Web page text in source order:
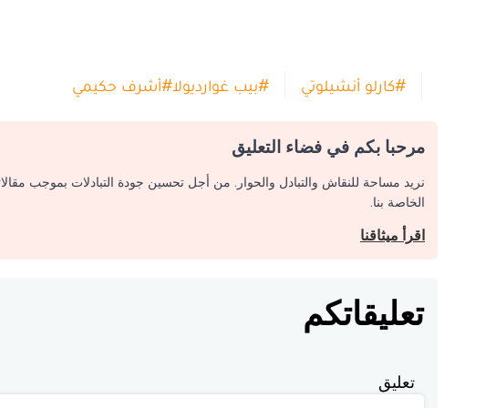
#كارلو أنشيلوتي #بيب غوارديولا#أشرف حكيمي
مرحبا بكم في فضاء التعليق
نريد مساحة للنقاش والتبادل والحوار. من أجل تحسين جودة التبادلات بموجب
الخاصة بنا.
اقرأ ميثاقنا
تعليقاتكم
تعليق